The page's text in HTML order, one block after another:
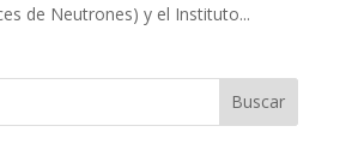
de Neutrones) y el Instituto...